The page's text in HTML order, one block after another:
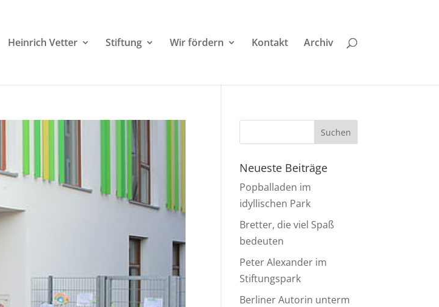
Heinrich Vetter Stiftung Wir fördern Kontakt Archiv
Neueste Beiträge
Popballaden im
idyllischen Park
Bretter, die viel Spaß
bedeuten
Peter Alexander im
Stiftungspark
Berliner Autorin unterm